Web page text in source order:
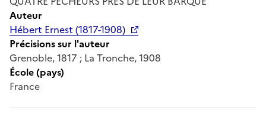
Auteur
Hébert Ernest (1817-1908)
Précisions sur l'auteur
Grenoble, 1817 ; La Tronche, 1908
École (pays)
France